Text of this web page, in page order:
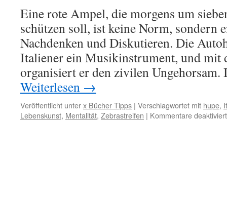
Eine rote Ampel, die morgens um
schützen soll, ist keine Norm, sondern
Nachdenken und Diskutieren. Die
Italiener ein Musikinstrument, und mit
organisiert er den zivilen
Weiterlesen →
Veröffentlicht unterx Bücher Tipps | Verschlagwortet mit hupe,
Lebenskunst, Mentalität, Zebrastreifen | Kommentare deaktiviert